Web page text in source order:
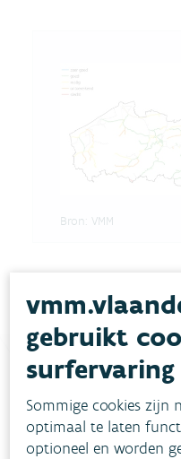
Bron: VMM
Heb je vragen?
gebruikt
Sommige cookies zijn
optimaal te laten
optioneel en worden